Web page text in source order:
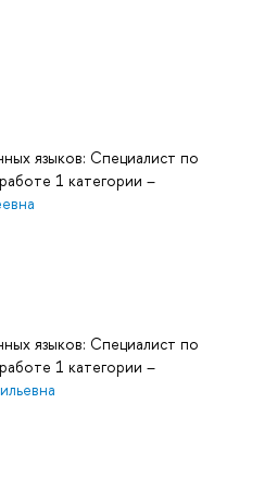
языков: Специалист по
1 категории –
языков: Специалист по
1 категории –